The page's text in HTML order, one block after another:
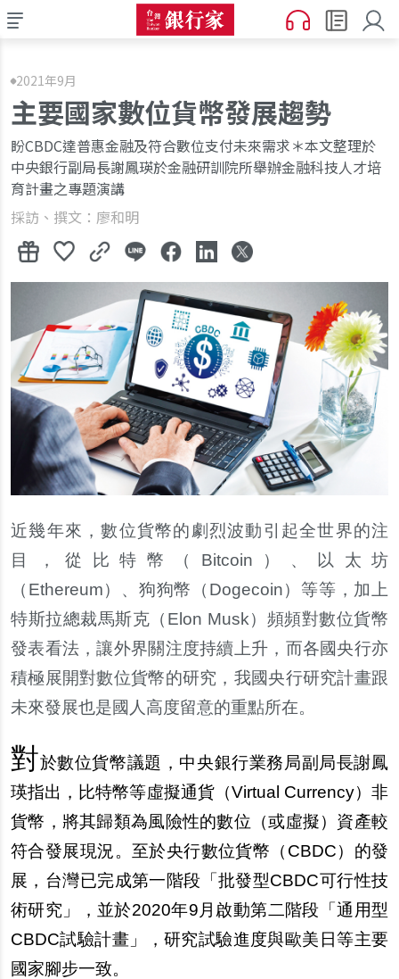
2021年9月
主要國家數位貨幣發展趨勢
盼CBDC達普惠金融及符合數位支付未來需求＊本文整理於
中央銀行副局長謝鳳瑛於金融研訓院所舉辦金融科技人才培
育計畫之專題演講
採訪、撰文：廖和明
近幾年來，數位貨幣的劇烈波動引起全世界的注
目，從比特幣（Bitcoin）、以太坊
（Ethereum）、狗狗幣（Dogecoin）等等，加上
特斯拉總裁馬斯克（Elon Musk）頻頻對數位貨幣
發表看法，讓外界關注度持續上升，而各國央行亦
積極展開對數位貨幣的研究，我國央行研究計畫跟
未來發展也是國人高度留意的重點所在。
對於數位貨幣議題，中央銀行業務局副局長謝鳳
瑛指出，比特幣等虛擬通貨（Virtual Currency）非
貨幣，將其歸類為風險性的數位（或虛擬）資產較
符合發展現況。至於央行數位貨幣（CBDC）的發
展，台灣已完成第一階段「批發型CBDC可行性技
術研究」，並於2020年9月 啟動第二階段「通用型
CBDC試驗計畫」，研究試驗進度與歐美日等主要
國家腳步一致。